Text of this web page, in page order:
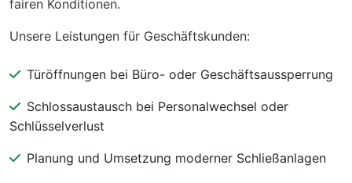
fairen Konditionen.
Unsere Leistungen für Geschäftskunden:
Türöffnungen bei Büro- oder Geschäftsaussperrung
Schlossaustausch bei Personalwechsel oder
Schlüsselverlust
Planung und Umsetzung moderner Schließanlagen